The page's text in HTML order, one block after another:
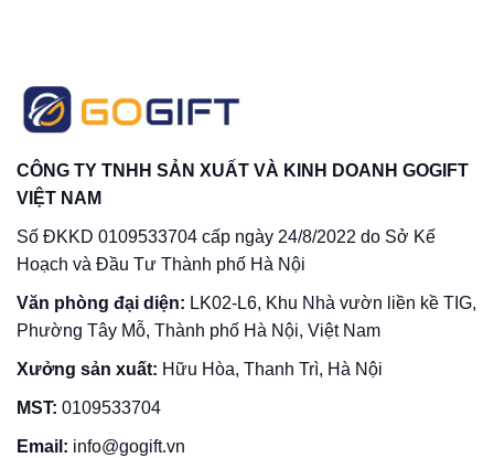
CÔNG TY TNHH SẢN XUẤT VÀ KINH DOANH GOGIFT
VIỆT NAM
Số ĐKKD 0109533704 cấp ngày 24/8/2022 do Sở Kế
Hoạch và Đầu Tư Thành phố Hà Nội
Văn phòng đại diện: LK02-L6, Khu Nhà vườn liền kề TIG,
Phường Tây Mỗ, Thành phố Hà Nội, Việt Nam
Xưởng sản xuất: Hữu Hòa, Thanh Trì, Hà Nội
MST: 0109533704
Email: info@gogift.vn